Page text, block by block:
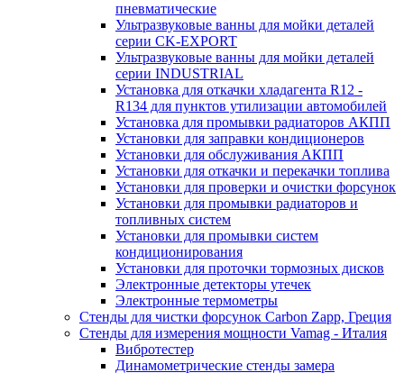
пневматические
Ультразвуковые ванны для мойки деталей
серии CK-EXPORT
Ультразвуковые ванны для мойки деталей
серии INDUSTRIAL
Установка для откачки хладагента R12 -
R134 для пунктов утилизации автомобилей
Установка для промывки радиаторов АКПП
Установки для заправки кондиционеров
Установки для обслуживания АКПП
Установки для откачки и перекачки топлива
Установки для проверки и очистки форсунок
Установки для промывки радиаторов и
топливных систем
Установки для промывки систем
кондиционирования
Установки для проточки тормозных дисков
Электронные детекторы утечек
Электронные термометры
Стенды для чистки форсунок Carbon Zapp, Греция
Стенды для измерения мощности Vamag - Италия
Вибротестер
Динамометрические стенды замера